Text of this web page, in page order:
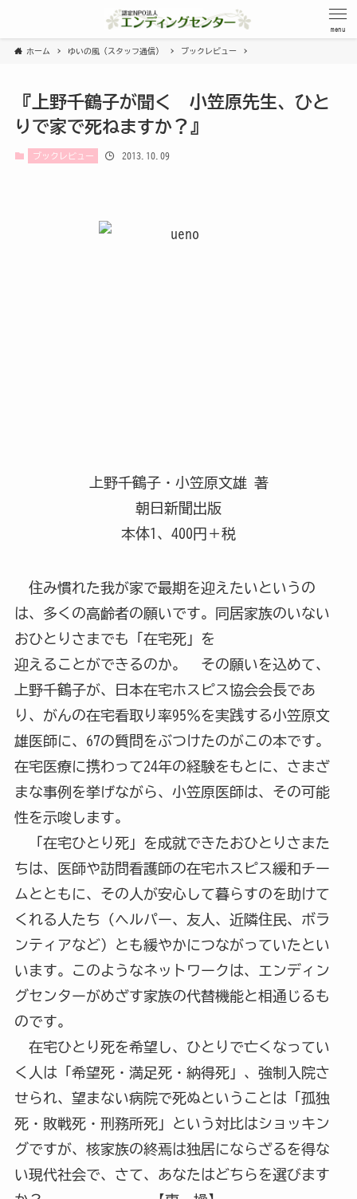
menu
ホーム ゆいの風（スタッフ通信） ブックレビュー
『上野千鶴子が聞く 小笠原先生、ひと
りで家で死ねますか？』
ブックレビュー 2013.10.09
上野千鶴子・小笠原文雄 著
朝日新聞出版
本体1、400円＋税
住み慣れた我が家で最期を迎えたいというの
は、多くの高齢者の願いです。同居家族のいない
おひとりさまでも「在宅死」を
迎えることができるのか。 その願いを込めて、
上野千鶴子が、日本在宅ホスピス協会会長であ
り、がんの在宅看取り率95％を実践する小笠原文
雄医師に、67の質問をぶつけたのがこの本です。
在宅医療に携わって24年の経験をもとに、さまざ
まな事例を挙げながら、小笠原医師は、その可能
性を示唆します。
「在宅ひとり死」を成就できたおひとりさまた
ちは、医師や訪問看護師の在宅ホスピス緩和チー
ムとともに、その人が安心して暮らすのを助けて
くれる人たち（ヘルパー、友人、近隣住民、ボラ
ンティアなど）とも緩やかにつながっていたとい
います。このようなネットワークは、エンディン
グセンターがめざす家族の代替機能と相通じるも
のです。
在宅ひとり死を希望し、ひとりで亡くなってい
く人は「希望死・満足死・納得死」、強制入院さ
せられ、望まない病院で死ぬということは「孤独
死・敗戦死・刑務所死」という対比はショッキン
グですが、核家族の終焉は独居にならざるを得な
い現代社会で、さて、あなたはどちらを選びます